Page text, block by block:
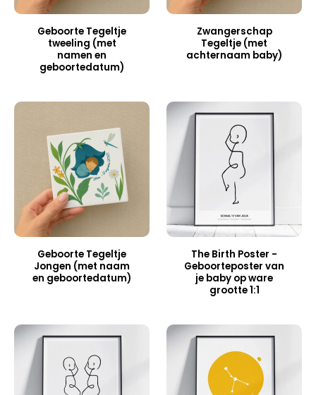
Geboorte Tegeltje
tweeling (met
namen en
geboortedatum)
Zwangerschap
Tegeltje (met
achternaam baby)
Geboorte Tegeltje
Jongen (met naam
en geboortedatum)
The Birth Poster -
Geboorteposter van
je baby op ware
grootte 1:1